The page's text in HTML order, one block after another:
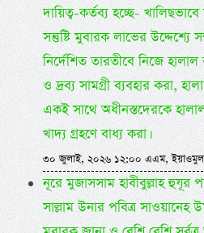
দায়িত্ব-কর্তব্য হচ্ছে-
সন্তুষ্টি মুবারক লাভের উদ্দেশ্যে
নির্দেশিত তারতীবে নিজে
ও দ্রব্য সামগ্রী ব্যবহার করা,
একই সাথে অধীনস্তদেরকে
খাদ্য গ্রহণে বাধ্য করা।
৩০ জুলাই, ২০২৬ ১২:০০ এএম, ইয়াওমুল
নূরে মুজাসসাম হাবীবুল্লাহ হুযূর
সাল্লাম উনার পবিত্র সাওয়ানেহ